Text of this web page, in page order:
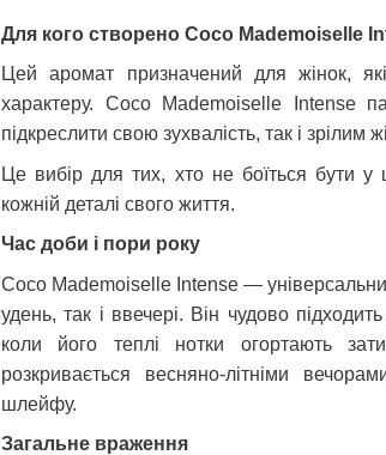
Для кого створено Coco Mademoiselle
Цей аромат призначений для жінок,
характеру. Coco Mademoiselle Intense
підкреслити свою зухвалість, так і зрілим
Це вибір для тих, хто не боїться бути у
кожній деталі свого життя.
Час доби і пори року
Coco Mademoiselle Intense —
удень, так і ввечері. Він чудово
коли його теплі нотки огортають
розкривається весняно-літніми
шлейфу.
Загальне враження